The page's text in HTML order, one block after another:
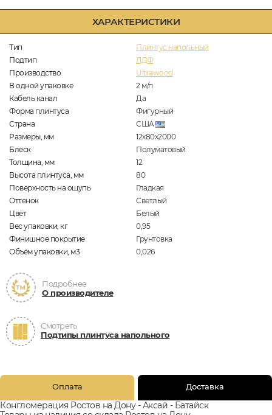
ХАРАКТЕРИСТИКИ
Тип
Плинтус напольный
Подтип
ЛДФ
Производство
Ultrawood
В одной упаковке
2 м/п
Кабель канал
Да
Форма плинтуса
Фигурный
Страна
США
Размеры, мм
12х80х2000
Блеск
Полуматовый
Толщина, мм
12
Высота плинтуса, мм
80
Поверхность на ощупь
Гладкая
Оттенок
Светлый
Цвет
Белый
Вес упаковки, кг
0,95
Финишное покрытие
Грунтовка
Объём упаковки, м3
0,026
Подробнее
О производителе
Смотреть
Подтипы плинтуса напольного
Оплата Доставка
Конгломерация Ростов на Дону - Аксай - Батайск